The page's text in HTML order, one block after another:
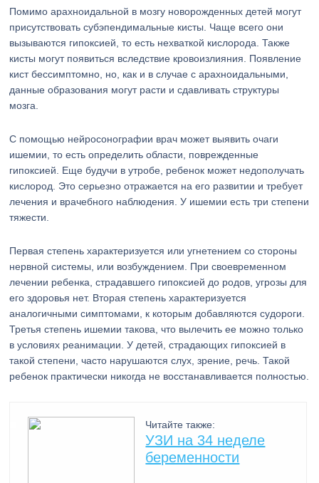
Помимо арахноидальной в мозгу новорожденных детей могут
присутствовать субэпендимальные кисты. Чаще всего они
вызываются гипоксией, то есть нехваткой кислорода. Также
кисты могут появиться вследствие кровоизлияния. Появление
кист бессимптомно, но, как и в случае с арахноидальными,
данные образования могут расти и сдавливать структуры
мозга.
С помощью нейросонографии врач может выявить очаги
ишемии, то есть определить области, поврежденные
гипоксией. Еще будучи в утробе, ребенок может недополучать
кислород. Это серьезно отражается на его развитии и требует
лечения и врачебного наблюдения. У ишемии есть три степени
тяжести.
Первая степень характеризуется или угнетением со стороны
нервной системы, или возбуждением. При своевременном
лечении ребенка, страдавшего гипоксией до родов, угрозы для
его здоровья нет. Вторая степень характеризуется
аналогичными симптомами, к которым добавляются судороги.
Третья степень ишемии такова, что вылечить ее можно только
в условиях реанимации. У детей, страдающих гипоксией в
такой степени, часто нарушаются слух, зрение, речь. Такой
ребенок практически никогда не восстанавливается полностью.
Читайте также:
УЗИ на 34 неделе
беременности